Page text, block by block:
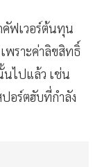
คัฟเวอร์ต้นทุน
พราะค่าลิขสิทธิ์
นไปแล้ว เช่น
ปอร์ตฮับที่กำลัง